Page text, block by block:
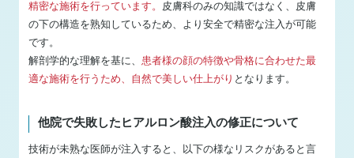
精密な施術を行っています。
皮膚科のみの知識ではなく、皮膚
の下の構造を熟知しているため、より安全で精密な注入が可能
です。
解剖学的な理解を基に、 患者様の顔の特徴や骨格に合わせた最
適な施術を行うため、自然で美しい仕上がり となります。
他院で失敗したヒアルロン酸注入の修正について
技術が未熟な医師が注入すると、以下の様なリスクがあると言